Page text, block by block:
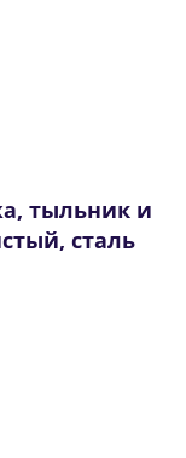
тыльник и
сталь